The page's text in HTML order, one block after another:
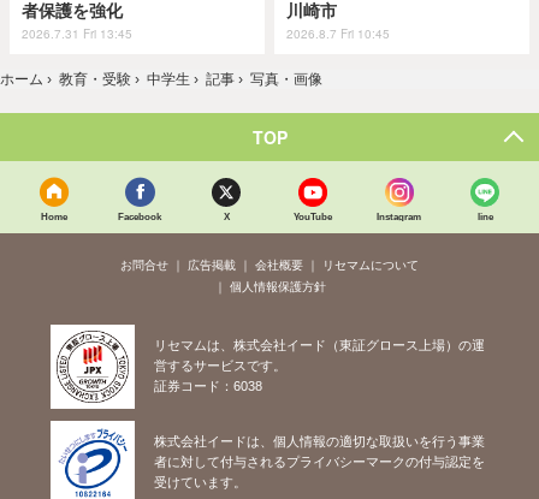
者保護を強化
2026.7.31 Fri 13:45
川崎市
2026.8.7 Fri 10:45
ホーム › 教育・受験 › 中学生 › 記事 › 写真・画像
TOP
Home Facebook X YouTube Instagram line
お問合せ 広告掲載 会社概要
リセマムについて
個人情報保護方針
リセマムは、株式会社イード（東証グロース上場）の運
営するサービスです。
証券コード：6038
株式会社イードは、個人情報の適切な取扱いを行う事業
者に対して付与されるプライバシーマークの付与認定を
受けています。